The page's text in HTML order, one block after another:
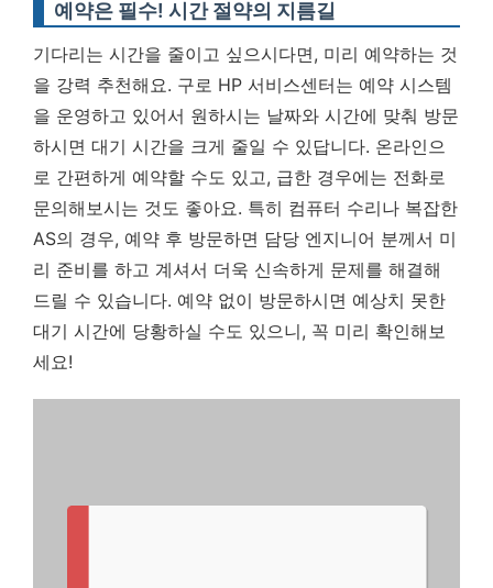
예약은 필수! 시간 절약의 지름길
기다리는 시간을 줄이고 싶으시다면, 미리 예약하는 것
을 강력 추천해요. 구로 HP 서비스센터는 예약 시스템
을 운영하고 있어서 원하시는 날짜와 시간에 맞춰 방문
하시면 대기 시간을 크게 줄일 수 있답니다. 온라인으
로 간편하게 예약할 수도 있고, 급한 경우에는 전화로
문의해보시는 것도 좋아요. 특히 컴퓨터 수리나 복잡한
AS의 경우, 예약 후 방문하면 담당 엔지니어 분께서 미
리 준비를 하고 계셔서 더욱 신속하게 문제를 해결해
드릴 수 있습니다. 예약 없이 방문하시면 예상치 못한
대기 시간에 당황하실 수도 있으니, 꼭 미리 확인해보
세요!